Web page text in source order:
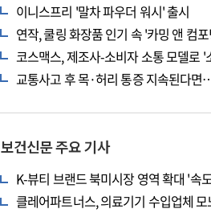
이니스프리 '말차 파우더 워시' 출시
연작, 쿨링 화장품 인기 속 '카밍 앤 컴
코스맥스, 제조사-소비자 소통 모델로
교통사고 후 목·허리 통증 지속된다
보건신문 주요 기사
K-뷰티 브랜드 북미시장 영역 확대 '속
클레어파트너스, 의료기기 수입업체